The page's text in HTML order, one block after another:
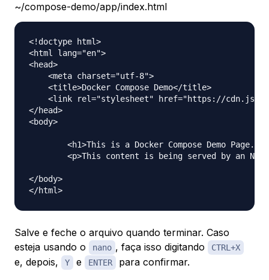
~/compose-demo/app/index.html
<!doctype html>
<html lang="en">
<head>
    <meta charset="utf-8">
    <title>Docker Compose Demo</title>
<link rel="stylesheet" href="https://
</head>
<body>
</body>
Salve e feche o arquivo quando terminar. Caso
esteja usando o
nano , faça isso digitando CTRL+X
e, depois, Y e ENTER para confirmar.